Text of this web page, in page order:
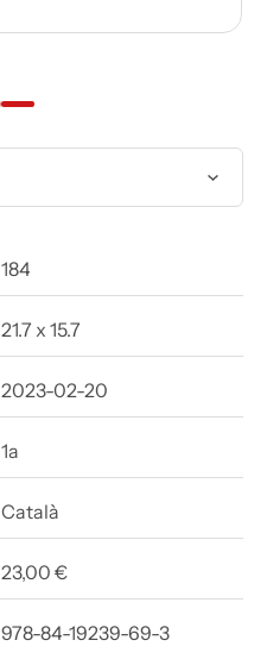
184
21.7 x 15.7
2023-02-20
1a
Català
23,00 €
978-84-19239-69-3